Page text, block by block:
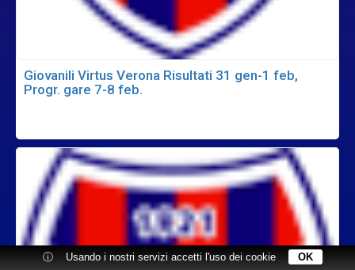
Giovanili Virtus Verona Risultati 31 gen-1 feb,
Progr. gare 7-8 feb.
ⓘ Usando i nostri servizi accetti l'uso dei cookie OK